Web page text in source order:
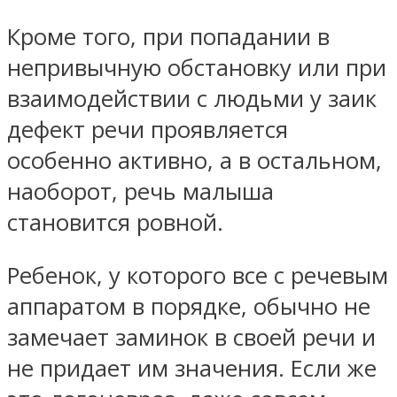
Кроме того, при попадании в
непривычную обстановку или при
взаимодействии с людьми у заик
дефект речи проявляется
особенно активно, а в остальном,
наоборот, речь малыша
становится ровной.
Ребенок, у которого все с речевым
аппаратом в порядке, обычно не
замечает заминок в своей речи и
не придает им значения. Если же